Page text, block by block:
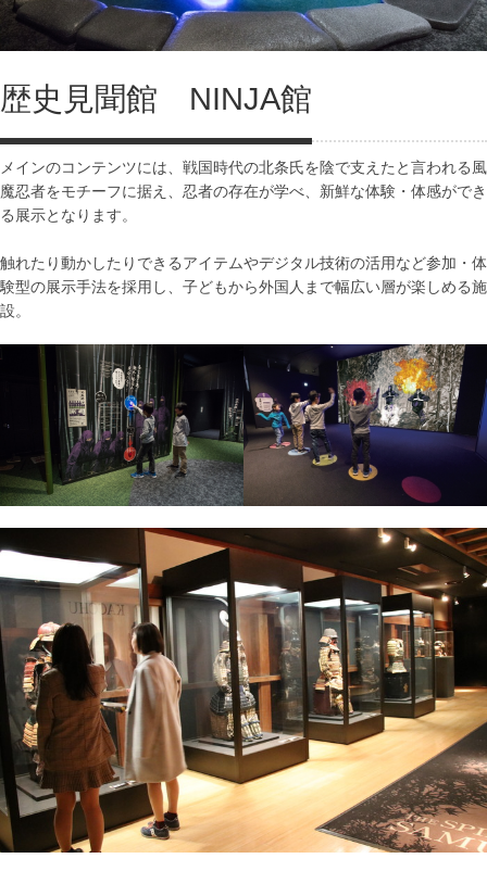
歴史見聞館 NINJA館
メインのコンテンツには、戦国時代の北条氏を陰で支えたと言われる風
魔忍者をモチーフに据え、忍者の存在が学べ、新鮮な体験・体感ができ
る展示となります。
触れたり動かしたりできるアイテムやデジタル技術の活用など参加・体
験型の展示手法を採用し、子どもから外国人まで幅広い層が楽しめる施
設。